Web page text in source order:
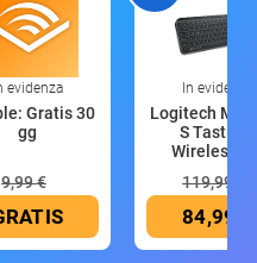
evidenza
Gratis 30
gg
9,99 €
In evidenza
Logitech MX
S Tastiera
Wireless
119,99 €
84,99 €